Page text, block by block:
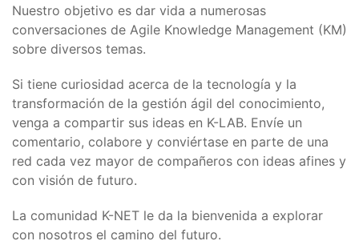
Nuestro objetivo es dar vida a numerosas
conversaciones de Agile Knowledge Management (KM)
sobre diversos temas.
Si tiene curiosidad acerca de la tecnología y la
transformación de la gestión ágil del conocimiento,
venga a compartir sus ideas en K-LAB. Envíe un
comentario, colabore y conviértase en parte de una
red cada vez mayor de compañeros con ideas afines y
con visión de futuro.
La comunidad K-NET le da la bienvenida a explorar
con nosotros el camino del futuro.